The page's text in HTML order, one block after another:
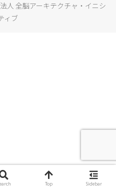
人 全脳アーキテクチャ・イニシ
ィブ
Top Sidebar